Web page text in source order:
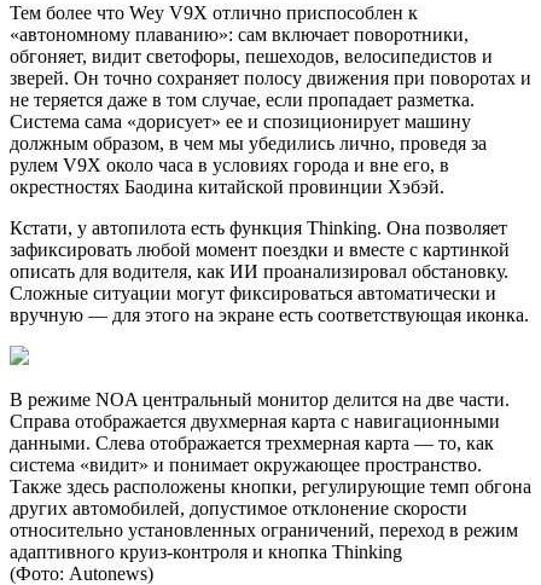
Тем более что Wey V9X отлично приспособлен к
«автономному плаванию»: сам включает поворотники,
обгоняет, видит светофоры, пешеходов, велосипедистов и
зверей. Он точно сохраняет полосу движения при поворотах и
не теряется даже в том случае, если пропадает разметка.
Система сама «дорисует» ее и спозиционирует машину
должным образом, в чем мы убедились лично, проведя за
рулем V9X около часа в условиях города и вне его, в
окрестностях Баодина китайской провинции Хэбэй.
Кстати, у автопилота есть функция Thinking. Она позволяет
зафиксировать любой момент поездки и вместе с картинкой
описать для водителя, как ИИ проанализировал обстановку.
Сложные ситуации могут фиксироваться автоматически и
вручную — для этого на экране есть соответствующая иконка.
В режиме NOA центральный монитор делится на две части.
Справа отображается двухмерная карта с навигационными
данными. Слева отображается трехмерная карта — то, как
система «видит» и понимает окружающее пространство.
Также здесь расположены кнопки, регулирующие темп обгона
других автомобилей, допустимое отклонение скорости
относительно установленных ограничений, переход в режим
адаптивного круиз-контроля и кнопка Thinking
(Фото: Autonews)